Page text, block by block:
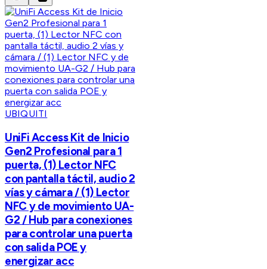
UBIQUITI
UniFi Access Kit de Inicio
Gen2 Profesional para 1
puerta, (1) Lector NFC
con pantalla táctil, audio 2
vías y cámara / (1) Lector
NFC y de movimiento UA-
G2 / Hub para conexiones
para controlar una puerta
con salida POE y
energizar acc